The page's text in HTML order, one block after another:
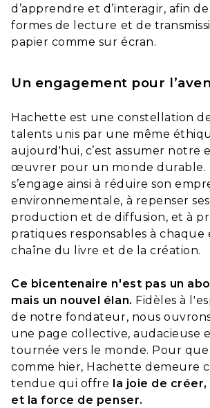
d’apprendre et d’interagir, afin
formes de lecture et de
papier comme sur écran.
Un engagement pour
Hachette est une constellation
talents unis par une même
aujourd'hui, c’est assumer notre
œuvrer pour un monde durable.
s’engage ainsi à réduire son
environnementale, à repenser
production et de diffusion, et à
pratiques responsables à chaque
chaîne du livre et de la création.
Ce bicentenaire n'est pas un
mais un nouvel élan. Fidèles à
de notre fondateur, nous
une page collective, audacieuse
tournée vers le monde. Pour que
comme hier, Hachette demeure
tendue qui offre
la joie de
et la force de penser.